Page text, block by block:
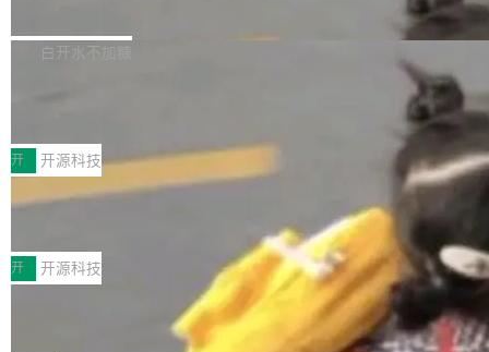
个主 agent 循环，外加一组后台 agent。这些后
库，并将作为transport接入Mooncake TENT。
MPComm将作为一种传输引擎接入Mooncake T
ENT，实现零拷贝传输性能提升30%、非零拷贝
传输性能最高提升5倍。UCL-MPComm底层基
于自研UCL-Engine通信引擎，后续腾讯网平将
持续开源更多基于UCL-Engine的高性能通信组
件。 腾讯网平团队在UCL-MPComm中实现了一
个独立于业务线程的全局通信引擎（Engine），
白开水不加糖
型案例入选名单》，深信服“面向企业研发场景的
开源 AI 编程平台 CoStrict 应用”凭借卓越的技术
创新与落地成效成功入选。 全链路私有化部署，
助力企业AI研发安全落地 当前，越来越多企业已
经开始引入 AI Coding 工具，通过调用公有云模
型或企业内部部署模型提升研发效率。但随着 AI
Coding 从个人辅助工具逐步走向团队级、组织
级应用，企业在规模化落地过程中，对安全性、
开 开源科技
深信服AI算力网关入选工信部人工智能
前不久，工业和信息化部正式发布《2025年人工
智能应用典型案例名单》，集中展示人工智能在
各领域的应用成果，覆盖技术底座、行业赋能、
产品应用、支撑保障、专题等五大方向。深信服
AI算力网关（AI创新平台）成功入选！ 随着各行
开 开源科技
Jeff Dean 离开 Google：一个时代的结
束，一个实验室的开始
Google 员工编号 20。MapReduce 作者之一。